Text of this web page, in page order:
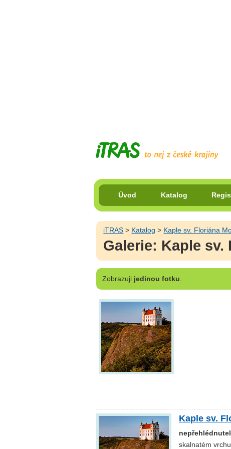
Úvod Katalog
iTRAS > Katalog > Kaple sv. Floriána
Galerie: Kaple
Zobrazuji jedinou fotku
Kaple sv.
skalnatém